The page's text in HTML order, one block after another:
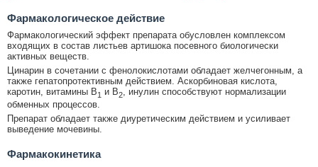
Фармакологическое действие
Фармакологический эффект препарата обусловлен комплексом
входящих в состав листьев артишока посевного биологически
активных веществ.
Цинарин в сочетании с фенолокислотами обладает желчегонным, а
также гепатопротективным действием. Аскорбиновая кислота,
каротин, витамины B1 и В2, инулин способствуют нормализации
обменных процессов.
Препарат обладает также диуретическим действием и усиливает
выведение мочевины.
Фармакокинетика